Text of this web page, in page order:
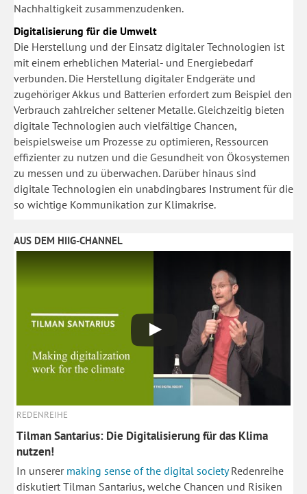
Nachhaltigkeit zusammenzudenken.
Digitalisierung für die Umwelt
Die Herstellung und der Einsatz digitaler Technologien ist
mit einem erheblichen Material- und Energiebedarf
verbunden. Die Herstellung digitaler Endgeräte und
zugehöriger Akkus und Batterien erfordert zum Beispiel den
Verbrauch zahlreicher seltener Metalle. Gleichzeitig bieten
digitale Technologien auch vielfältige Chancen,
beispielsweise um Prozesse zu optimieren, Ressourcen
effizienter zu nutzen und die Gesundheit von Ökosystemen
zu messen und zu überwachen. Darüber hinaus sind
digitale Technologien ein unabdingbares Instrument für die
so wichtige Kommunikation zur Klimakrise.
AUS DEM HIIG-CHANNEL
REDENREIHE
Tilman Santarius: Die Digitalisierung für das Klima
nutzen!
In unserer making sense of the digital societyRedenreihe
diskutiert Tilman Santarius, welche Chancen und Risiken